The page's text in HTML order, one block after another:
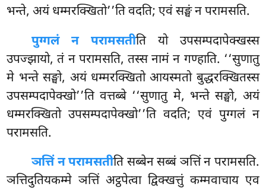
भन्ते, अयं धम्मरक्खितो’’ति वदति; एवं सङ्घं न परामसति.
पुग्गलं न परामसतीति यो उपसम्पदापेक्खस्स
उपज्झायो, तं न परामसति, तस्स नामं न गण्हाति. ‘‘सुणातु
मे भन्ते सङ्घो, अयं धम्मरक्खितो आयस्मतो बुद्धरक्खितस्स
उपसम्पदापेक्खो’’ति वत्तब्बे ‘‘सुणातु मे, भन्ते सङ्घो, अयं
धम्मरक्खितो उपसम्पदापेक्खो’’ति वदति; एवं पुग्गलं न
परामसति.
ञत्तिं न परामसतीति सब्बेन सब्बं ञत्तिं न परामसति.
ञत्तिदुतियकम्मे ञत्तिं अट्ठपेत्वा द्विक्खत्तुं कम्मवाचाय एव